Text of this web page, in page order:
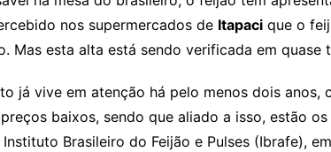
Nova América
Nova Glória
nos supermercados de Itapaci que o
Mas esta alta está sendo verificada em quase
já vive em atenção há pelo menos dois anos,
baixos, sendo que aliado a isso, estão
Brasileiro do Feijão e Pulses (Ibrafe),